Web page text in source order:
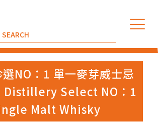
NO：1 單一麥芽威士忌
Distillery Select NO：1
Malt Whisky